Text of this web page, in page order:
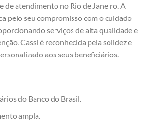
de atendimento no Rio de Janeiro. A
pelo seu compromisso com o cuidado
serviços de alta qualidade e
Cassi é reconhecida pela solidez e
aos seus beneficiários.
do Banco do Brasil.
ampla.